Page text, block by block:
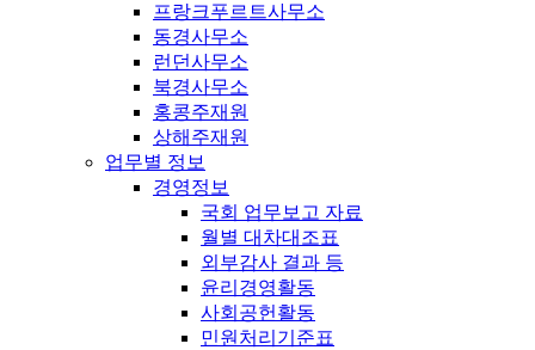
프랑크푸르트사무소
동경사무소
런던사무소
북경사무소
홍콩주재원
상해주재원
업무별 정보
경영정보
국회 업무보고 자료
월별 대차대조표
외부감사 결과 등
윤리경영활동
사회공헌활동
민원처리기준표